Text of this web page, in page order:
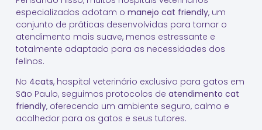
especializados adotam o manejo cat friendly, um
conjunto de práticas desenvolvidas para tornar o
atendimento mais suave, menos estressante e
totalmente adaptado para as necessidades dos
felinos.
No 4cats, hospital veterinário exclusivo para gatos em
São Paulo, seguimos protocolos de atendimento cat
friendly, oferecendo um ambiente seguro, calmo e
acolhedor para os gatos e seus tutores.